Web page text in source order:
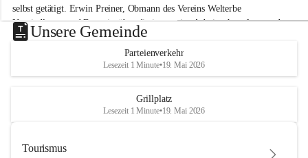
selbst getätigt. Erwin Preiner, Obmann des Vereins Welterbe
Neusiedlersee und Bgm. ist über die innovative Arbeit sehr erfreut und
hofft auf baldige praktische Anwendung der Forschungsergebnisse.
Gerade in Zeiten des Klimawandels ist jede technologische Innovation
wichtig!
Unsere Gemeinde
Parteienverkehr
Lesezeit 1 Minute•19. Mai 2026
Grillplatz
Lesezeit 1 Minute•19. Mai 2026
Tourismus